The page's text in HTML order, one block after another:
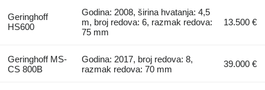
Geringhoff
HS600
Godina: 2008, širina hvatanja: 4,5
m, broj redova: 6, razmak redova:
75 mm
13.500 €
Geringhoff MS-
CS 800B
Godina: 2017, broj redova: 8,
razmak redova: 70 mm
39.000 €